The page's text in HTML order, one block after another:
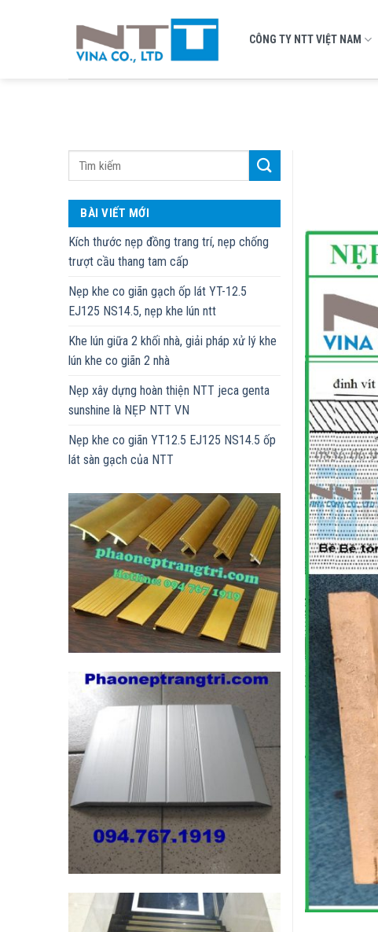
CÔNG TY NTT VIỆT NAM
BÀI VIẾT MỚI
Kích thước nẹp đồng trang trí, nẹp chống
trượt cầu thang tam cấp
Nẹp khe co giãn gạch ốp lát YT-12.5
EJ125 NS14.5, nẹp khe lún ntt
Khe lún giữa 2 khối nhà, giải pháp xử lý khe
lún khe co giãn 2 nhà
Nẹp xây dựng hoàn thiện NTT jeca genta
sunshine là NẸP NTT VN
Nẹp khe co giãn YT12.5 EJ125 NS14.5 ốp
lát sàn gạch của NTT